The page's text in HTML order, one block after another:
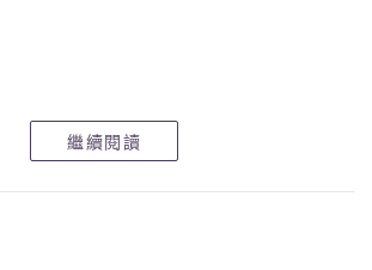
打做說話一片天！
繼續閱讀